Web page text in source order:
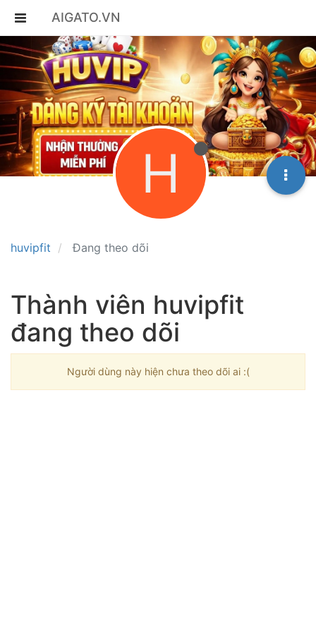
AIGATO.VN
huvipfit Đang theo dõi
H
Thành viên huvipfit
đang theo dõi
Người dùng này hiện chưa theo dõi ai :(